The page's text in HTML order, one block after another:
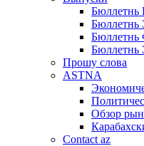
Бюллетнь
Бюллетнь
Бюллетнь
Прошу слова
ASTNA
Обзор
Contact az